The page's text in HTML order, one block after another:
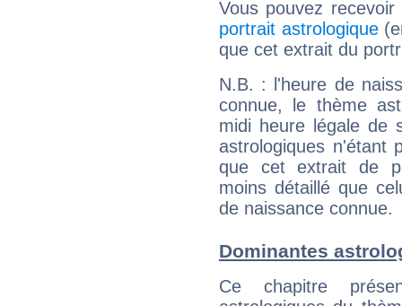
Vous pouvez
portrait astrologique
que cet extrait du
N.B. : l'heure de
connue, le thème
midi heure légale de
astrologiques n'étant
que cet extrait de
moins détaillé que
de naissance connue.
Dominantes
Ce chapitre